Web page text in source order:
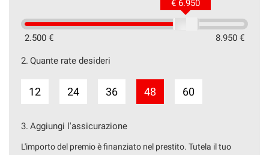
2.500 € 8.950 €
€ 6.950
2. Quante rate desideri
12 24 36 48 60
3. Aggiungi l'assicurazione
L'importo del premio è finanziato nel prestito. Tutela il tuo